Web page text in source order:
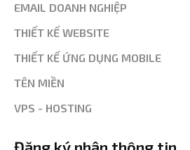
EMAIL DOANH NGHIỆP
THIẾT KẾ WEBSITE
THIẾT KẾ ỨNG DỤNG MOBILE
TÊN MIỀN
VPS - HOSTING